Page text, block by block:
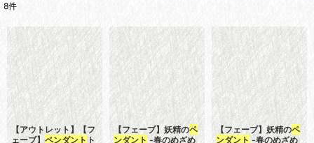
表示数:
並び順 :
絞り込む
8件
【アウトレット】【フ
ェーブ】ペンダント ト
【フェーブ】妖精のペ
ンダント-春のめざめ
【フェーブ】妖精のペ
ンダント-春のめざめ